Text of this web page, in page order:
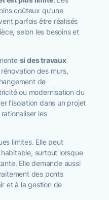
coûteux qu’une
parfois être réalisés
selon les besoins et
si des travaux
des murs,
de
ou modernisation du
l’isolation dans un projet
les
limites. Elle peut
surtout lorsque
Elle demande aussi
des ponts
et à la gestion de